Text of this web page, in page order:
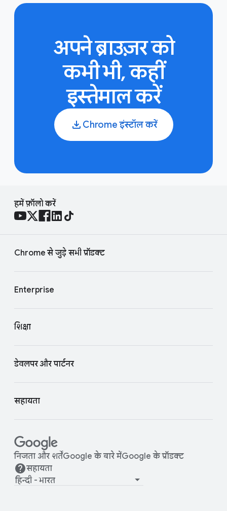
अपने ब्राउज़र को
कभी भी, कहीं
इस्तेमाल करें
Chrome इंस्टॉल करें
हमें फ़ॉलो करें
Chrome से जुड़े सभी प्रॉडक्ट
Enterprise
शिक्षा
डेवलपर और पार्टनर
सहायता
निजता और शर्तेंGoogle के बारे मेंGoogle के प्रॉडक्ट
सहायता